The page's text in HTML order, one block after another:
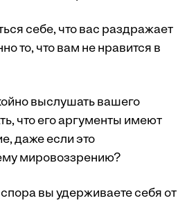
себе, что вас раздражает
то, что вам не нравится в
выслушать вашего
что его аргументы имеют
даже если это
мировоззрению?
вы удерживаете себя от